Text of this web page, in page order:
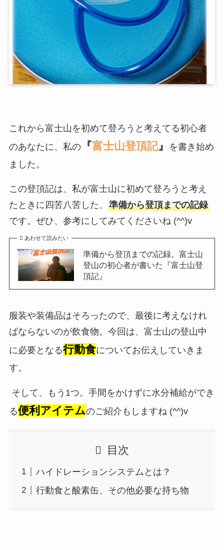
これから富士山を初めて登ろうと考えてる初心者
のあなたに、私の『富士山登頂記』
を書き始め
ました。
この登頂記は、私が富士山に初めて登ろうと考え
たときに四苦八苦した、 準備から登頂までの記録
です。ぜひ、参考にしてみてくださいね (^^)v
あわせて読みたい
準備から登頂までの記録。富士山
登山の初心者が書いた『富士山登
頂記』
服装や装備品はそろったので、最後に考えなけれ
ばならないのが飲食物。今回は、富士山の登山中
に必要となる行動食についてお伝えしていきま
す。
そして、もう1つ。手間をかけずに水分補給ができ
る便利アイテムのご紹介もしますね (^^)v
目次
ハイドレーションシステムとは？
行動食と酸素缶、その他必要な持ち物